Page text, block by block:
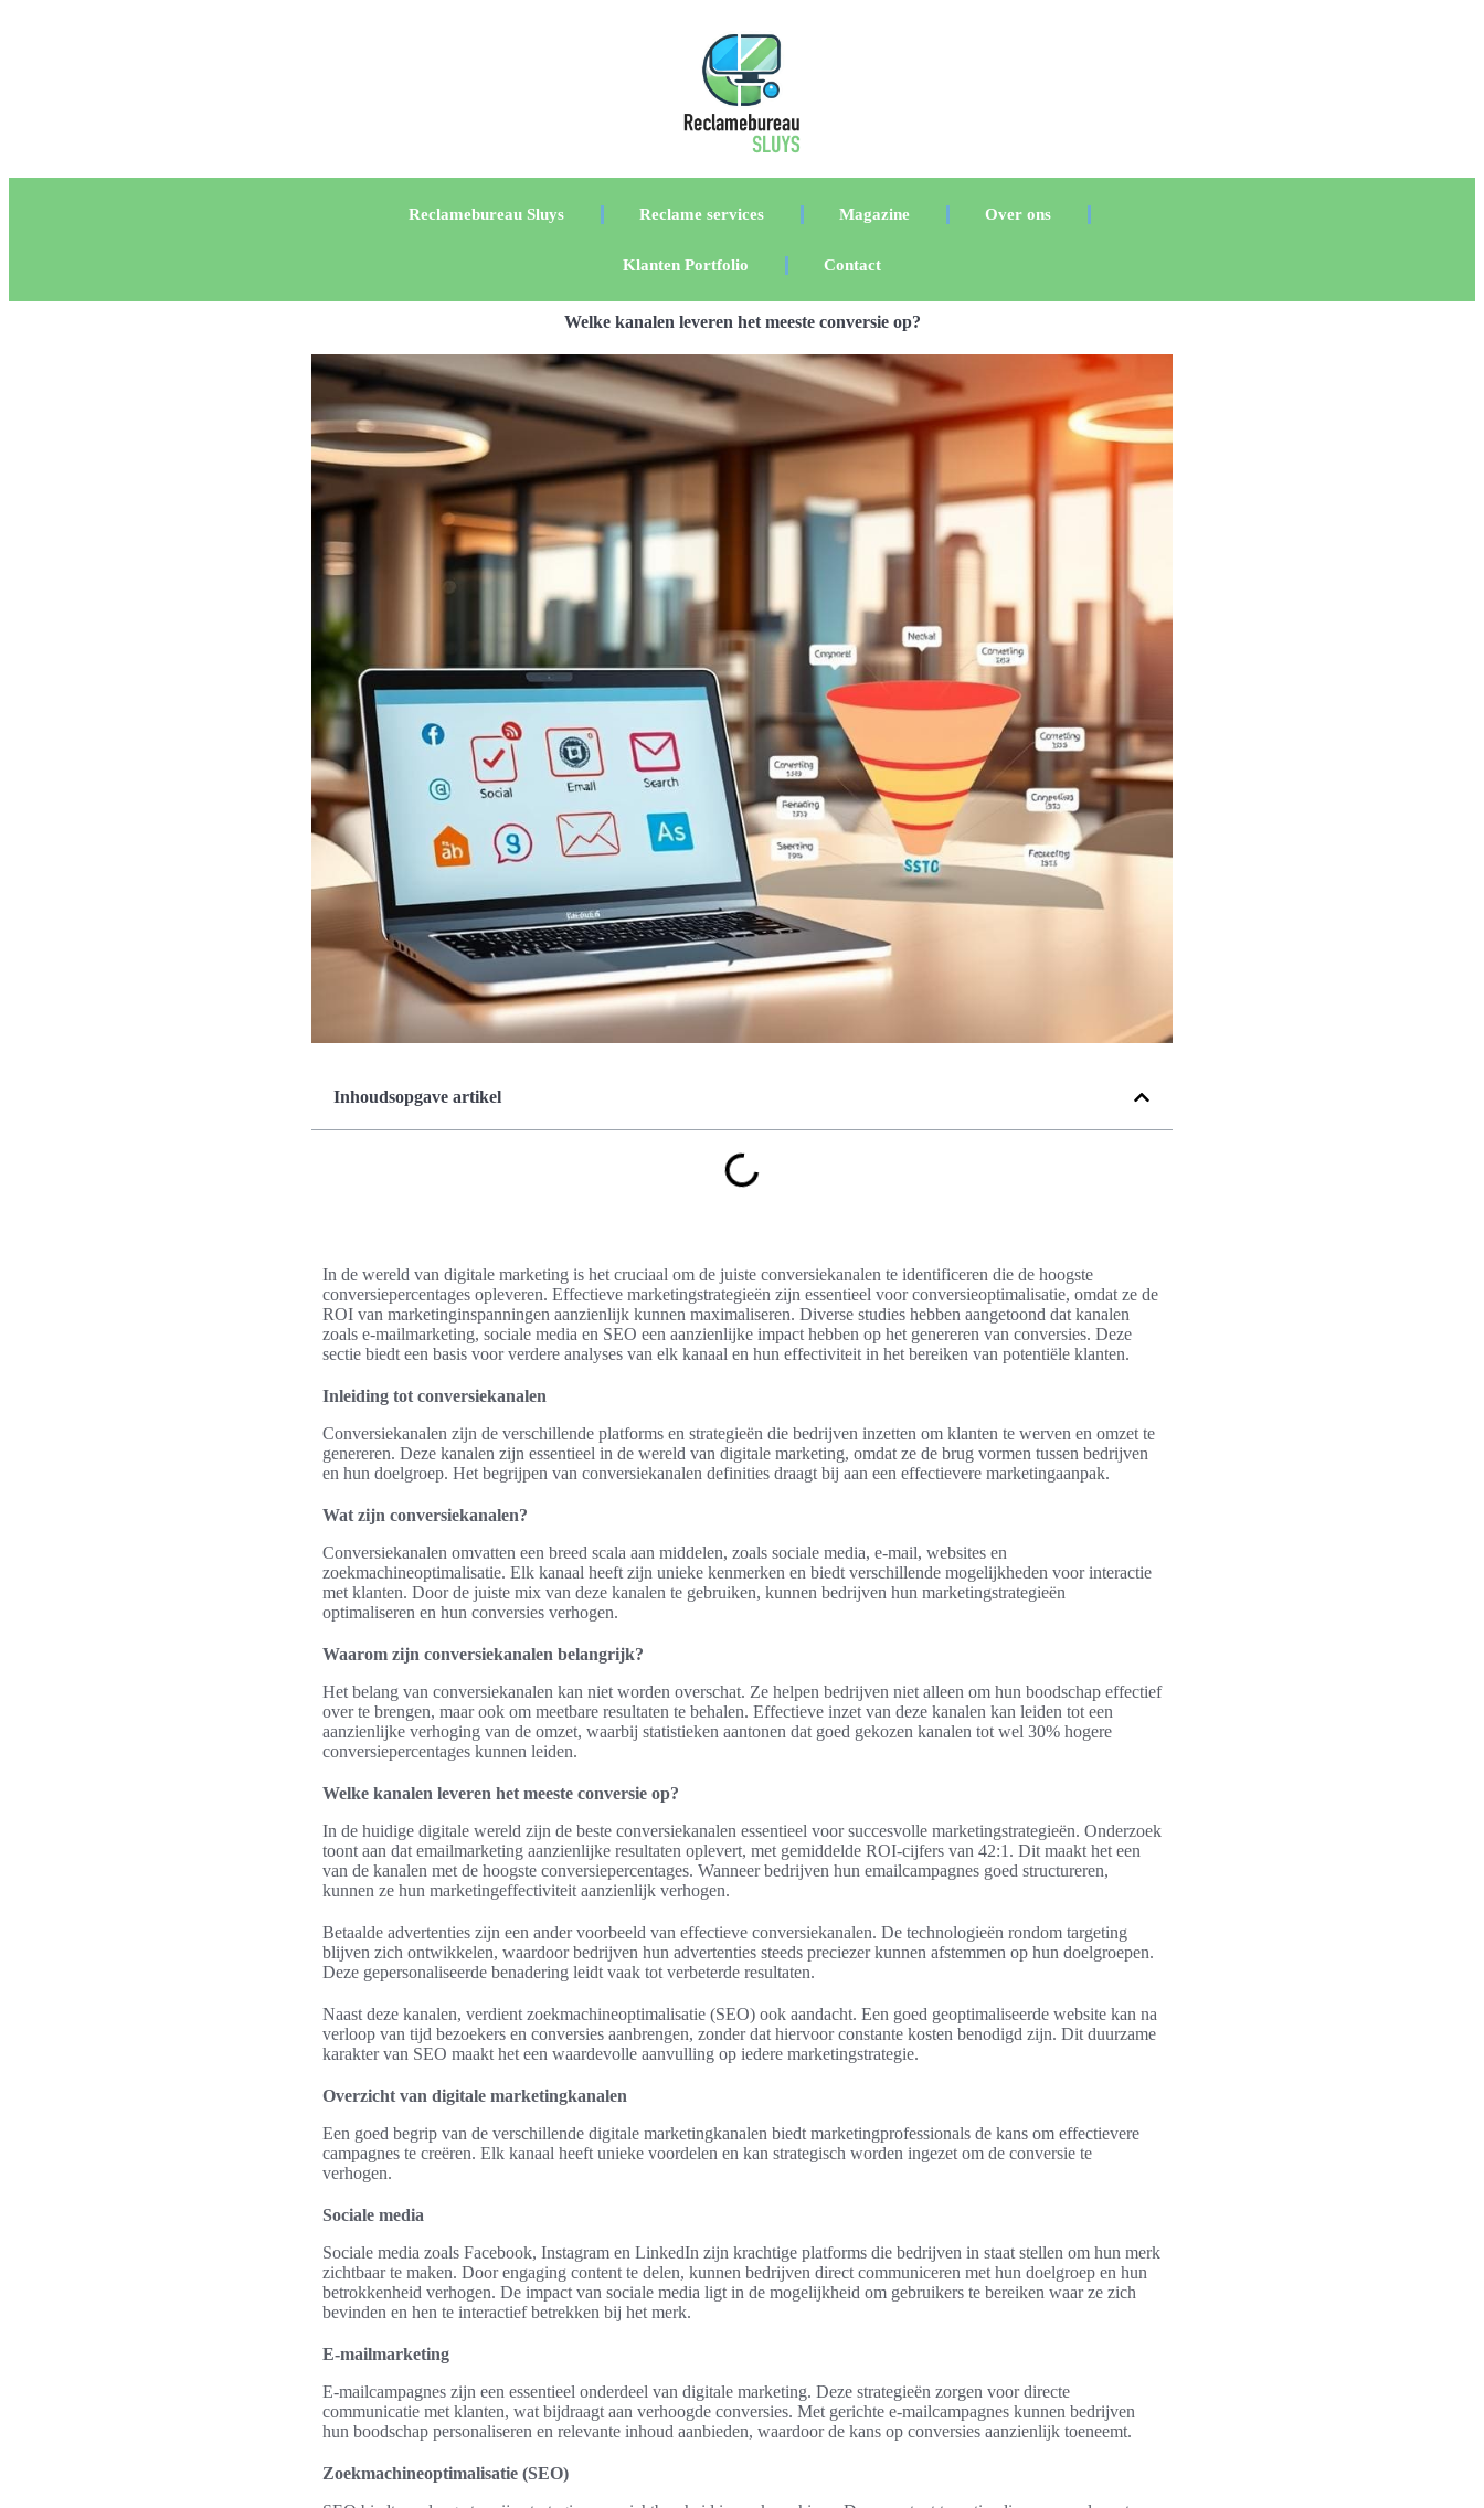
Reclamebureau Sluys Reclame services Magazine Over ons
Klanten Portfolio Contact
Welke kanalen leveren het meeste conversie op?
Inhoudsopgave artikel
In de wereld van digitale marketing is het cruciaal om de juiste conversiekanalen te identificeren die de hoogste
conversiepercentages opleveren. Effectieve marketingstrategieën zijn essentieel voor conversieoptimalisatie, omdat ze de
ROI van marketinginspanningen aanzienlijk kunnen maximaliseren. Diverse studies hebben aangetoond dat kanalen
zoals e-mailmarketing, sociale media en SEO een aanzienlijke impact hebben op het genereren van conversies. Deze
sectie biedt een basis voor verdere analyses van elk kanaal en hun effectiviteit in het bereiken van potentiële klanten.
Inleiding tot conversiekanalen
Conversiekanalen zijn de verschillende platforms en strategieën die bedrijven inzetten om klanten te werven en omzet te
genereren. Deze kanalen zijn essentieel in de wereld van digitale marketing, omdat ze de brug vormen tussen bedrijven
en hun doelgroep. Het begrijpen van conversiekanalen definities draagt bij aan een effectievere marketingaanpak.
Wat zijn conversiekanalen?
Conversiekanalen omvatten een breed scala aan middelen, zoals sociale media, e-mail, websites en
zoekmachineoptimalisatie. Elk kanaal heeft zijn unieke kenmerken en biedt verschillende mogelijkheden voor interactie
met klanten. Door de juiste mix van deze kanalen te gebruiken, kunnen bedrijven hun marketingstrategieën
optimaliseren en hun conversies verhogen.
Waarom zijn conversiekanalen belangrijk?
Het belang van conversiekanalen kan niet worden overschat. Ze helpen bedrijven niet alleen om hun boodschap effectief
over te brengen, maar ook om meetbare resultaten te behalen. Effectieve inzet van deze kanalen kan leiden tot een
aanzienlijke verhoging van de omzet, waarbij statistieken aantonen dat goed gekozen kanalen tot wel 30% hogere
conversiepercentages kunnen leiden.
Welke kanalen leveren het meeste conversie op?
In de huidige digitale wereld zijn de beste conversiekanalen essentieel voor succesvolle marketingstrategieën. Onderzoek
toont aan dat emailmarketing aanzienlijke resultaten oplevert, met gemiddelde ROI-cijfers van 42:1. Dit maakt het een
van de kanalen met de hoogste conversiepercentages. Wanneer bedrijven hun emailcampagnes goed structureren,
kunnen ze hun marketingeffectiviteit aanzienlijk verhogen.
Betaalde advertenties zijn een ander voorbeeld van effectieve conversiekanalen. De technologieën rondom targeting
blijven zich ontwikkelen, waardoor bedrijven hun advertenties steeds preciezer kunnen afstemmen op hun doelgroepen.
Deze gepersonaliseerde benadering leidt vaak tot verbeterde resultaten.
Naast deze kanalen, verdient zoekmachineoptimalisatie (SEO) ook aandacht. Een goed geoptimaliseerde website kan na
verloop van tijd bezoekers en conversies aanbrengen, zonder dat hiervoor constante kosten benodigd zijn. Dit duurzame
karakter van SEO maakt het een waardevolle aanvulling op iedere marketingstrategie.
Overzicht van digitale marketingkanalen
Een goed begrip van de verschillende digitale marketingkanalen biedt marketingprofessionals de kans om effectievere
campagnes te creëren. Elk kanaal heeft unieke voordelen en kan strategisch worden ingezet om de conversie te
verhogen.
Sociale media
Sociale media zoals Facebook, Instagram en LinkedIn zijn krachtige platforms die bedrijven in staat stellen om hun merk
zichtbaar te maken. Door engaging content te delen, kunnen bedrijven direct communiceren met hun doelgroep en hun
betrokkenheid verhogen. De impact van sociale media ligt in de mogelijkheid om gebruikers te bereiken waar ze zich
bevinden en hen te interactief betrekken bij het merk.
E-mailmarketing
E-mailcampagnes zijn een essentieel onderdeel van digitale marketing. Deze strategieën zorgen voor directe
communicatie met klanten, wat bijdraagt aan verhoogde conversies. Met gerichte e-mailcampagnes kunnen bedrijven
hun boodschap personaliseren en relevante inhoud aanbieden, waardoor de kans op conversies aanzienlijk toeneemt.
Zoekmachineoptimalisatie (SEO)